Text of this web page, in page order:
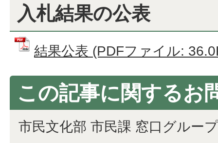
入札結果の公表
結果公表 (PDFファイル:
この記事に関するお
市民文化部 市民課 窓口グループ